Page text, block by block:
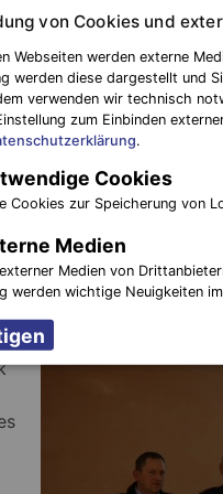
die
Vorsitzende, Frank
Ausblick auf das
Kreismeisterschaften
im Feuerwehrsport.
von Cookies und
Webseiten werden externe
werden diese dargestellt und
verwenden wir technisch
zum Einbinden
.
Cookies
Cookies zur Speicherung von
Medien
Medien von
werden wichtige Neuigkeiten